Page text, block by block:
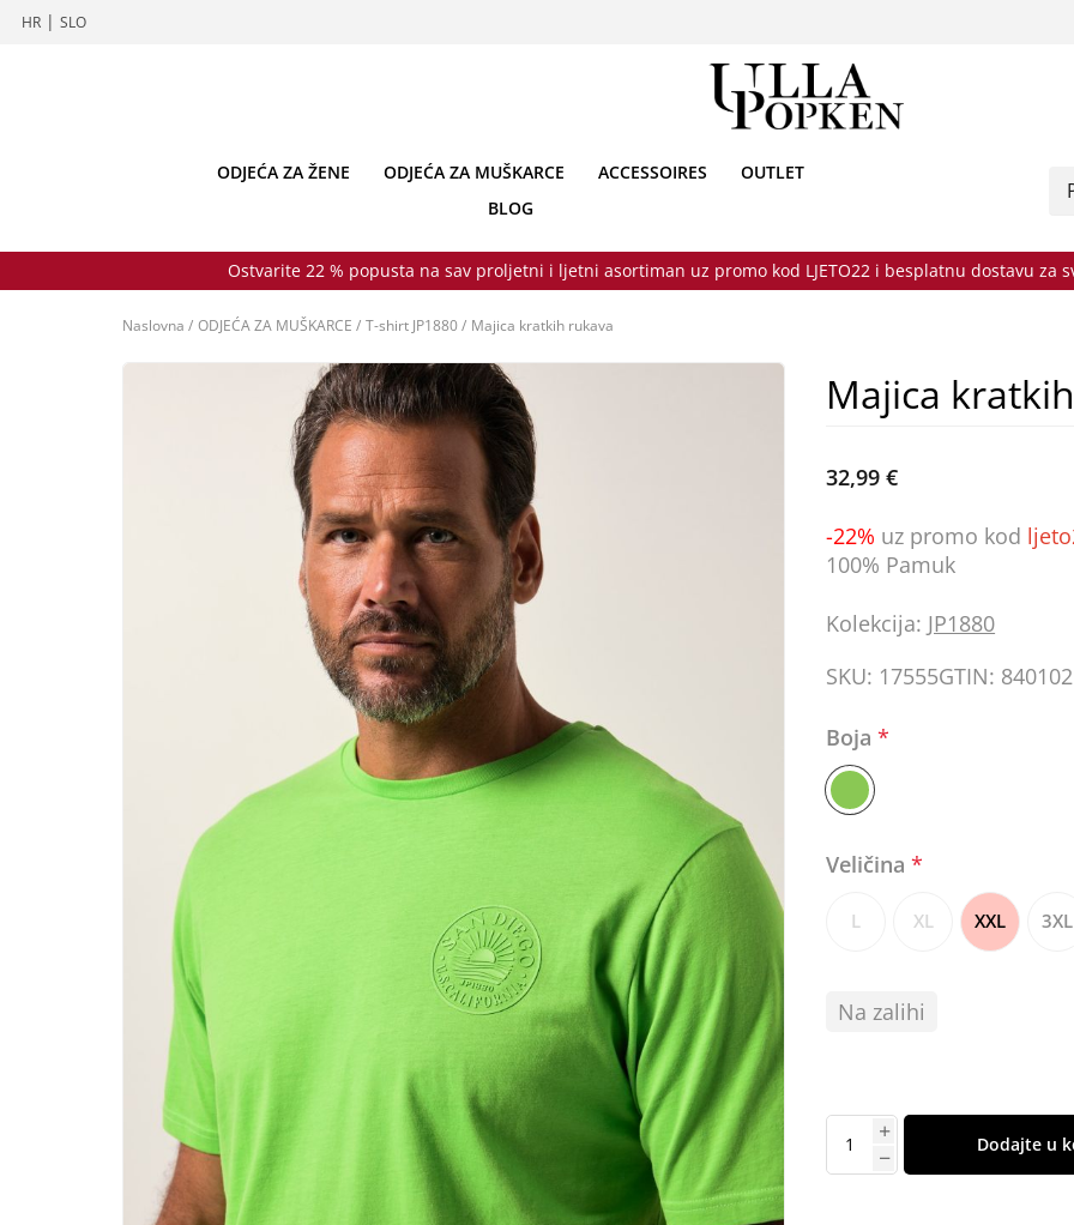
HR | SLO
ODJEĆA ZA ŽENE ODJEĆA ZA MUŠKARCE ACCESSOIRES
OUTLET
BLOG
Ostvarite 22 % popusta na sav proljetni i ljetni asortiman uz promo kod LJETO22 i besplatnu dostavu za
Naslovna / ODJEĆA ZA MUŠKARCE / T-shirt JP1880/ Majica kratkih rukava
Majica
32,99 €
-22% uz promo kod
100% Pamuk
Kolekcija: JP1880
SKU: 17555GTIN: 840102
Boja*
Veličina*
L XL XXL 3XL
Na zalihi
Dodajte u